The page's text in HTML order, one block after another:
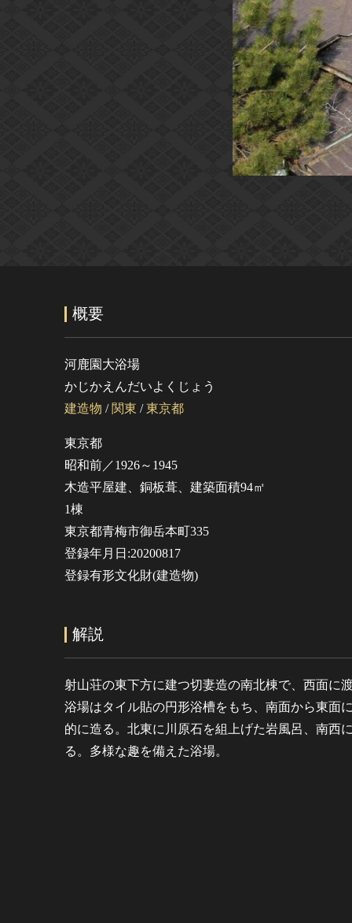
概要
河鹿園大浴場
かじかえんだいよくじょう
建造物 / 関東 /東京都
東京都
昭和前／1926～1945
木造平屋建、銅板葺、建築面積94㎡
1棟
東京都青梅市御岳本町335
登録年月日:20200817
登録有形文化財(建造物)
解説
射山荘の東下方に建つ切妻造の南北棟で、西面に
浴場はタイル貼の円形浴槽をもち、南面から東面
的に造る。北東に川原石を組上げた岩風呂、南西
る。多様な趣を備えた浴場。